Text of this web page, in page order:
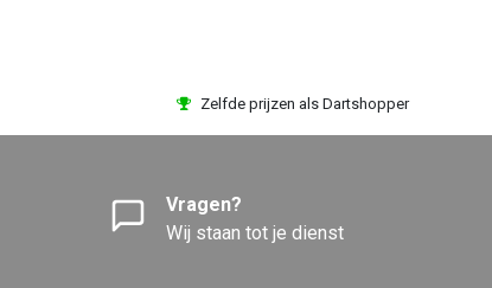
Zelfde prijzen als Dartshopper
Vragen?
Wij staan tot je dienst